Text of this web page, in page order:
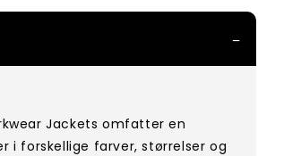
Jackets omfatter en
i forskellige farver, størrelser og